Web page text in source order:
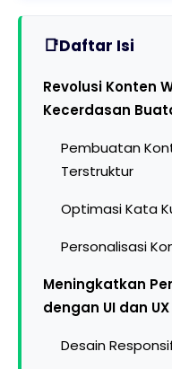
Daftar Isi
Revolusi Konten
Kecerdasan
Pembuatan
Terstruktur
Optimasi Kata
Personalisasi
Meningkatkan
dengan UI dan
Desain